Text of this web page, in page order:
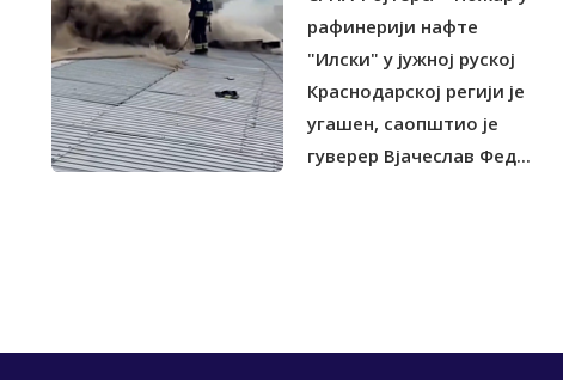
рафинерији нафте
"Илски" у јужној руској
Краснодарској регији је
угашен, саопштио је
гуверер Вјачеслав Фед...